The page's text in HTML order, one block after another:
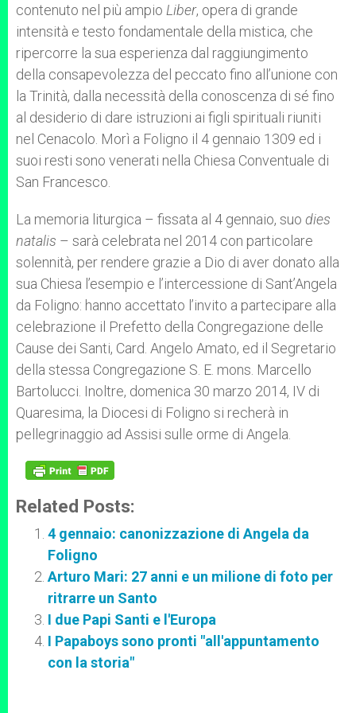
contenuto nel più ampio Liber, opera di grande
intensità e testo fondamentale della mistica, che
ripercorre la sua esperienza dal raggiungimento
della consapevolezza del peccato fino all’unione con
la Trinità, dalla necessità della conoscenza di sé fino
al desiderio di dare istruzioni ai figli spirituali riuniti
nel Cenacolo. Morì a Foligno il 4 gennaio 1309 ed i
suoi resti sono venerati nella Chiesa Conventuale di
San Francesco.
La memoria liturgica – fissata al 4 gennaio, suo dies
natalis – sarà celebrata nel 2014 con particolare
solennità, per rendere grazie a Dio di aver donato alla
sua Chiesa l’esempio e l’intercessione di Sant’Angela
da Foligno: hanno accettato l’invito a partecipare alla
celebrazione il Prefetto della Congregazione delle
Cause dei Santi, Card. Angelo Amato, ed il Segretario
della stessa Congregazione S. E. mons. Marcello
Bartolucci. Inoltre, domenica 30 marzo 2014, IV di
Quaresima, la Diocesi di Foligno si recherà in
pellegrinaggio ad Assisi sulle orme di Angela.
Related Posts:
4 gennaio: canonizzazione di Angela da
Foligno
Arturo Mari: 27 anni e un milione di foto per
ritrarre un Santo
I due Papi Santi e l'Europa
I Papaboys sono pronti "all'appuntamento
con la storia"